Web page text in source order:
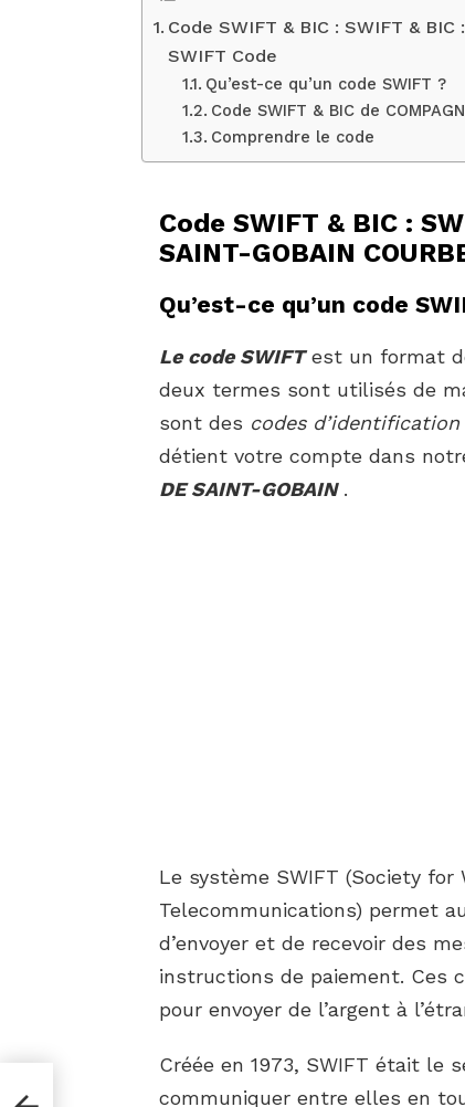
Code SWIFT & BIC : SWIFT & BIC
SWIFT Code
Qu’est-ce qu’un code SWIFT ?
Code SWIFT & BIC de
Comprendre le code
Code SWIFT & BIC :
SAINT-GOBAIN
Qu’est-ce qu’un code
Le code SWIFTest un format
deux termes sont utilisés de
sont des codes
détient votre compte dans
DE SAINT-GOBAIN.
Le système SWIFT (Society
Telecommunications) permet
d’envoyer et de recevoir des
instructions de paiement. Ces
pour envoyer de l’argent à
Créée en 1973, SWIFT était le
communiquer entre elles en